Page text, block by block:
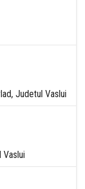
Judetul Vaslui
Vaslui